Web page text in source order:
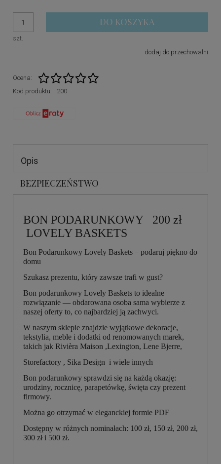
szt.
DO KOSZYKA
dodaj do przechowalni
Ocena:
Kod produktu:
200
Opis
BEZPIECZEŃSTWO
BON PODARUNKOWY 200 zł
LOVELY BASKETS
Bon Podarunkowy Lovely Baskets – podaruj piękno do
domu
Szukasz prezentu, który zawsze trafi w gust?
Bon podarunkowy Lovely Baskets to idealne
rozwiązanie — obdarowana osoba sama wybierze z
naszej oferty to, co najbardziej ją zachwyci.
W naszym sklepie znajdzie wyjątkowe dekoracje,
tekstylia, meble i dodatki od renomowanych marek,
takich jak Rivièra Maison ,Lexington, Lene Bjerre,
Storefactory , Sika Design i wiele innych
Bon podarunkowy sprawdzi się na każdą okazję:
urodziny, rocznicę, parapetówkę, święta czy prezent
firmowy.
Można go otrzymać w eleganckiej formie PDF
Dostępny w różnych nominałach: 100 zł, 150 zł, 200 zł,
300 zł i 500 zł.